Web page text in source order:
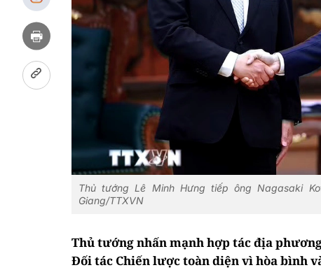
Thủ tướng Lê Minh Hưng tiếp ông Nagasaki
Giang/TTXVN
Thủ tướng nhấn mạnh hợp tác địa
Đối tác Chiến lược toàn diện vì hòa bình